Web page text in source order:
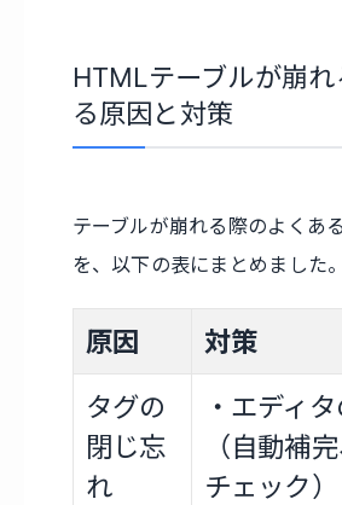
HTMLテーブルが崩れ
る原因と対策
テーブルが崩れる際のよくあ
を、以下の表にまとめました。
原因
対策
タグの
閉じ忘
れ
・エディ
（自動補
チェック）